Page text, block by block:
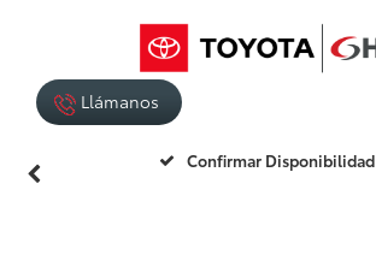
Llámanos
Confirmar Disponibilidad